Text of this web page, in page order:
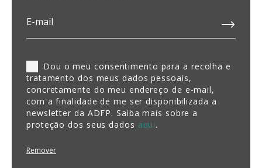
Dou o meu consentimento para a recolha e
tratamento dos meus dados pessoais,
concretamente do meu endereço de e-mail,
com a finalidade de me ser disponibilizada a
newsletter da ADFP. Saiba mais sobre a
proteção dos seus dados aqui.
Remover